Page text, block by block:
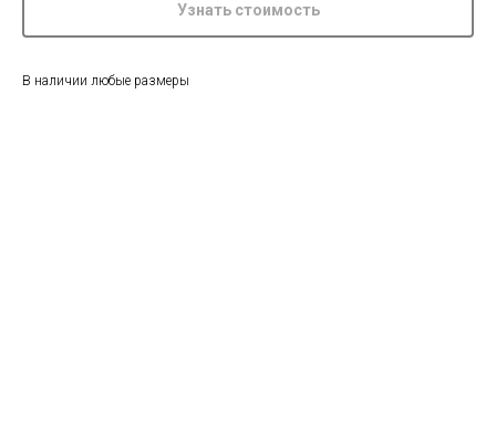
Узнать стоимость
В наличии любые размеры